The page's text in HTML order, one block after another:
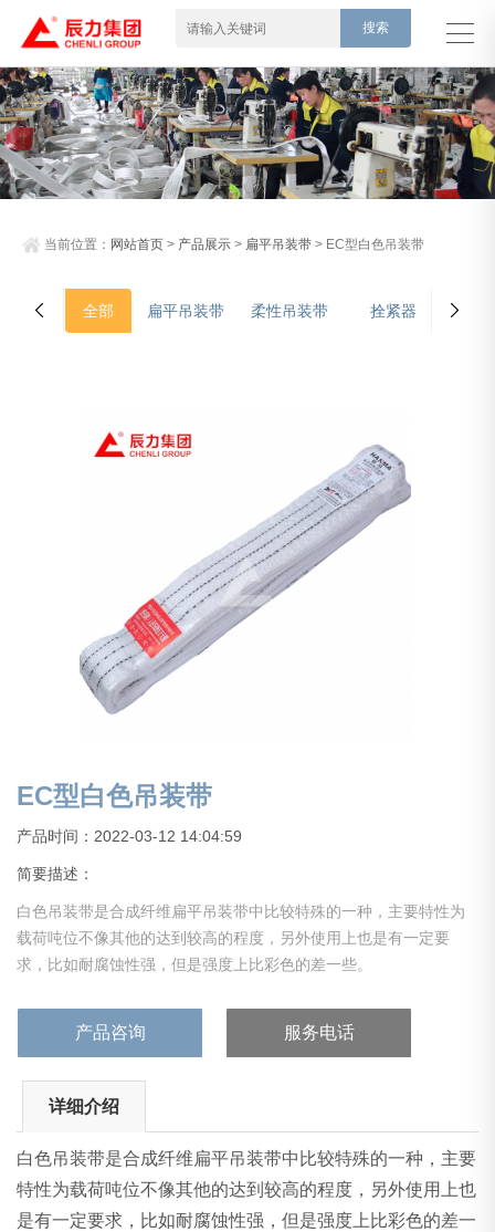
当前位置： 网站首页 > 产品展示 > 扁平吊装带 > EC型白色吊装带
全部 扁平吊装带 柔性吊装带 拴紧器
EC型白色吊装带
产品时间：2022-03-12 14:04:59
简要描述：
白色吊装带是合成纤维扁平吊装带中比较特殊的一种，主要特性为
载荷吨位不像其他的达到较高的程度，另外使用上也是有一定要
求，比如耐腐蚀性强，但是强度上比彩色的差一些。
产品咨询 服务电话
详细介绍
白色吊装带是合成纤维扁平吊装带中比较特殊的一种，主要
特性为载荷吨位不像其他的达到较高的程度，另外使用上也
是有一定要求，比如耐腐蚀性强，但是强度上比彩色的差一